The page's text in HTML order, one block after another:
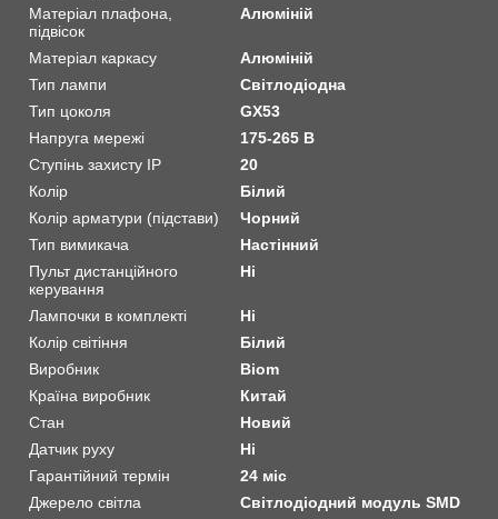
Матеріал плафона,
підвісок
Алюміній
Матеріал каркасу
Алюміній
Тип лампи
Світлодіодна
Тип цоколя
GX53
Напруга мережі
175-265 В
Ступінь захисту IP
20
Колір
Білий
Колір арматури (підстави)
Чорний
Тип вимикача
Настінний
Пульт дистанційного
керування
Ні
Лампочки в комплекті
Ні
Колір світіння
Білий
Виробник
Biom
Країна виробник
Китай
Стан
Новий
Датчик руху
Ні
Гарантійний термін
24 міс
Джерело світла
Світлодіодний модуль SMD